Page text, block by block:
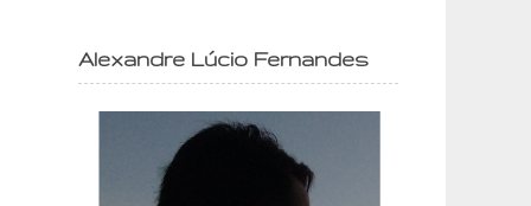
Alexandre Lúcio Fernandes